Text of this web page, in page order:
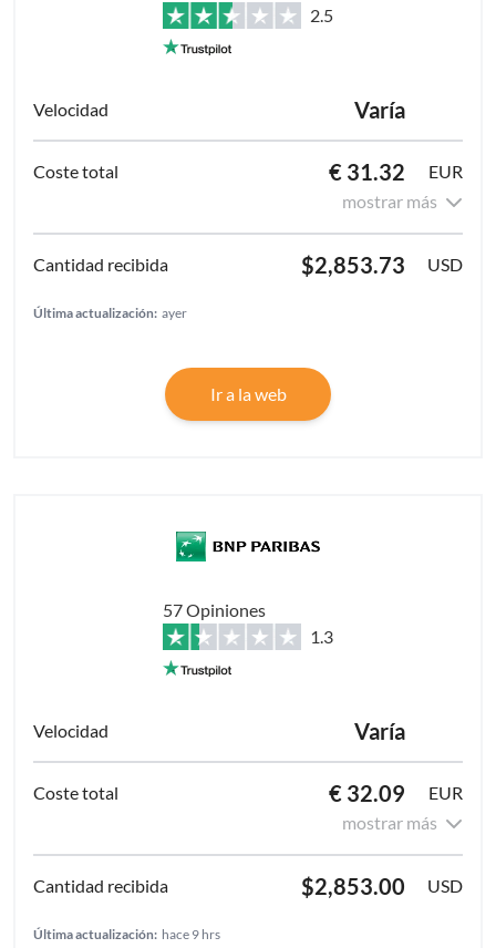
2.5
Varía
€ 31.32
EUR
mostrar más
$2,853.73 USD
Última actualización: ayer
Ir a la web
57 Opiniones
1.3
Varía
€ 32.09
EUR
mostrar más
$2,853.00 USD
Última actualización: hace 9 hrs